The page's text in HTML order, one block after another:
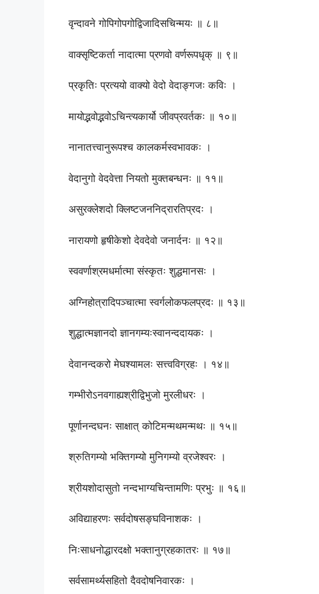
वृन्दावने गोपिगोपगोद्विजादिसचिन्मयः ॥ ८॥
वाक्सृष्टिकर्ता नादात्मा प्रणवो वर्णरूपधृक् ॥ ९॥
प्रकृतिः प्रत्ययो वाक्यो वेदो वेदाङ्गजः कविः ।
मायोद्भवोद्भवोऽचिन्त्यकार्यो जीवप्रवर्तकः ॥ १०॥
नानातत्त्वानुरूपश्च कालकर्मस्वभावकः ।
वेदानुगो वेदवेत्ता नियतो मुक्तबन्धनः ॥ ११॥
असुरक्लेशदो क्लिष्टजननिद्रारतिप्रदः ।
नारायणो हृषीकेशो देवदेवो जनार्दनः ॥ १२॥
स्ववर्णाश्रमधर्मात्मा संस्कृतः शुद्धमानसः ।
अग्निहोत्रादिपञ्चात्मा स्वर्गलोकफलप्रदः ॥ १३॥
शुद्धात्मज्ञानदो ज्ञानगम्यःस्वानन्ददायकः ।
देवानन्दकरो मेघश्यामलः सत्त्वविग्रहः । १४॥
गम्भीरोऽनवगाह्यश्रीद्विभुजो मुरलीधरः ।
पूर्णानन्दघनः साक्षात् कोटिमन्मथमन्मथः ॥ १५॥
श्रुतिगम्यो भक्तिगम्यो मुनिगम्यो व्रजेश्वरः ।
श्रीयशोदासुतो नन्दभाग्यचिन्तामणिः प्रभुः ॥ १६॥
अविद्याहरणः सर्वदोषसङ्घविनाशकः ।
निःसाधनोद्धारदक्षो भक्तानुग्रहकातरः ॥ १७॥
सर्वसामर्थ्यसहितो दैवदोषनिवारकः ।